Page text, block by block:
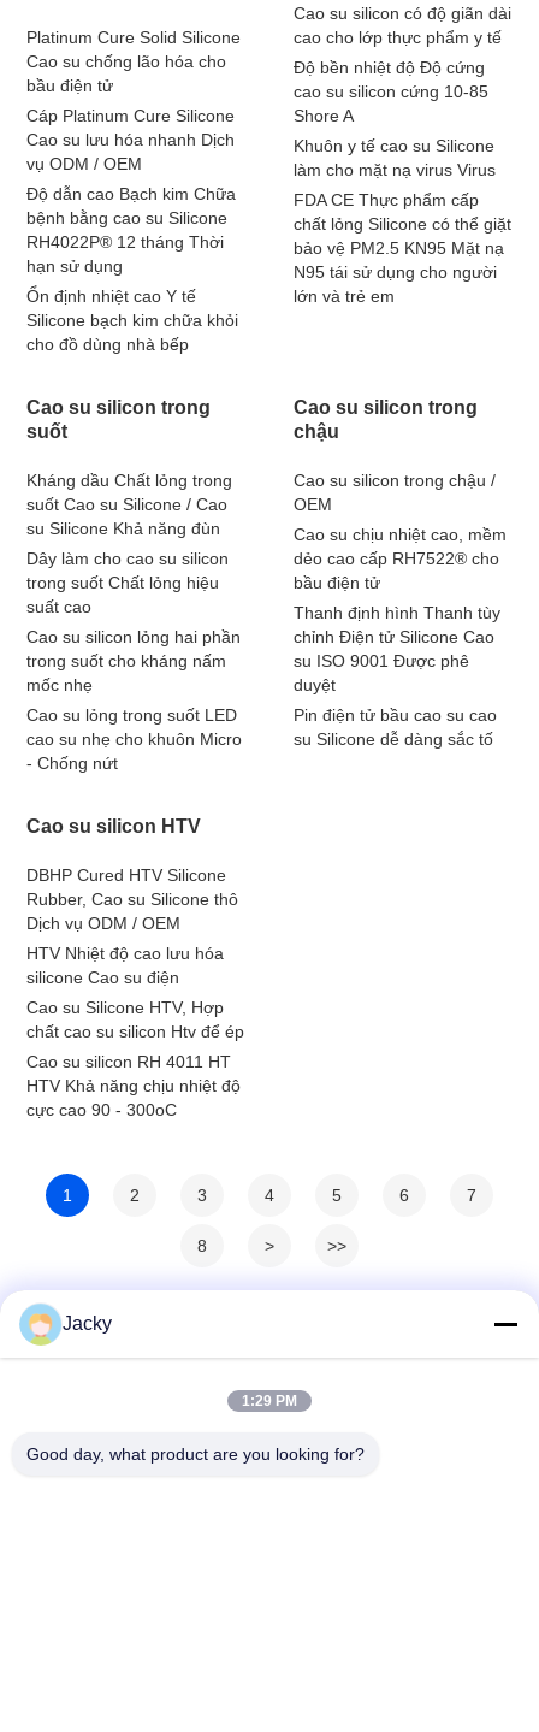
Platinum Cure Solid Silicone
Cao su chống lão hóa cho
bầu điện tử
Cáp Platinum Cure Silicone
Cao su lưu hóa nhanh Dịch
vụ ODM / OEM
Độ dẫn cao Bạch kim Chữa
bệnh bằng cao su Silicone
RH4022P® 12 tháng Thời
hạn sử dụng
Ổn định nhiệt cao Y tế
Silicone bạch kim chữa khỏi
cho đồ dùng nhà bếp
Cao su silicon có độ giãn dài
cao cho lớp thực phẩm y tế
Độ bền nhiệt độ Độ cứng
cao su silicon cứng 10-85
Shore A
Khuôn y tế cao su Silicone
làm cho mặt nạ virus Virus
FDA CE Thực phẩm cấp
chất lỏng Silicone có thể giặt
bảo vệ PM2.5 KN95 Mặt nạ
N95 tái sử dụng cho người
lớn và trẻ em
Cao su silicon trong
suốt
Kháng dầu Chất lỏng trong
suốt Cao su Silicone / Cao
su Silicone Khả năng đùn
Dây làm cho cao su silicon
trong suốt Chất lỏng hiệu
suất cao
Cao su silicon lỏng hai phần
trong suốt cho kháng nấm
mốc nhẹ
Cao su lỏng trong suốt LED
cao su nhẹ cho khuôn Micro
- Chống nứt
Cao su silicon trong
chậu
Cao su silicon trong chậu /
OEM
Cao su chịu nhiệt cao, mềm
dẻo cao cấp RH7522® cho
bầu điện tử
Thanh định hình Thanh tùy
chỉnh Điện tử Silicone Cao
su ISO 9001 Được phê
duyệt
Pin điện tử bầu cao su cao
su Silicone dễ dàng sắc tố
Cao su silicon HTV
DBHP Cured HTV Silicone
Rubber, Cao su Silicone thô
Dịch vụ ODM / OEM
HTV Nhiệt độ cao lưu hóa
silicone Cao su điện
Cao su Silicone HTV, Hợp
chất cao su silicon Htv để ép
Cao su silicon RH 4011 HT
HTV Khả năng chịu nhiệt độ
cực cao 90 - 300oC
1 2 3 4 5 6 7
8 > >>
Jacky
1:29 PM
Good day, what product are you looking for?